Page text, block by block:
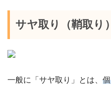
サヤ取り（鞘取り
一般に「サヤ取り」とは、